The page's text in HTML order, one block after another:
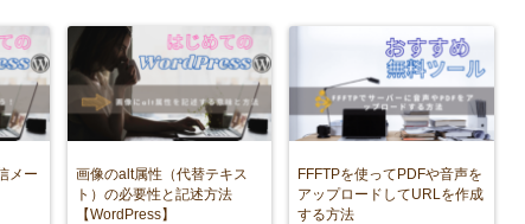
メー
画像のalt属性（代替テキス
ト）の必要性と記述方法
【WordPress】
FFFTPを使ってPDFや音声を
アップロードしてURLを作成
する方法